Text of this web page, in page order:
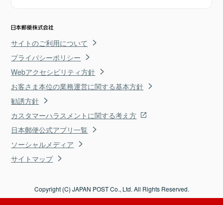
サイトのご利用について
プライバシーポリシー
Webアクセシビリティ方針
お客さま本位の業務運営に関する基本方針
勧誘方針
カスタマーハラスメントに関する考え方
日本郵便公式アプリ一覧
ソーシャルメディア
サイトマップ
Copyright (C) JAPAN POST Co., Ltd. All Rights Reserved.